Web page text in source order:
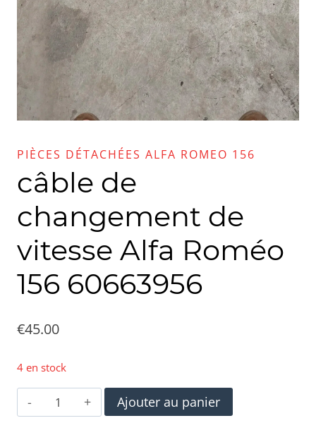
PIÈCES DÉTACHÉES ALFA ROMEO 156
câble de
changement de
vitesse Alfa Roméo
156 60663956
€45.00
4 en stock
quantité
de
Ajouter au panier